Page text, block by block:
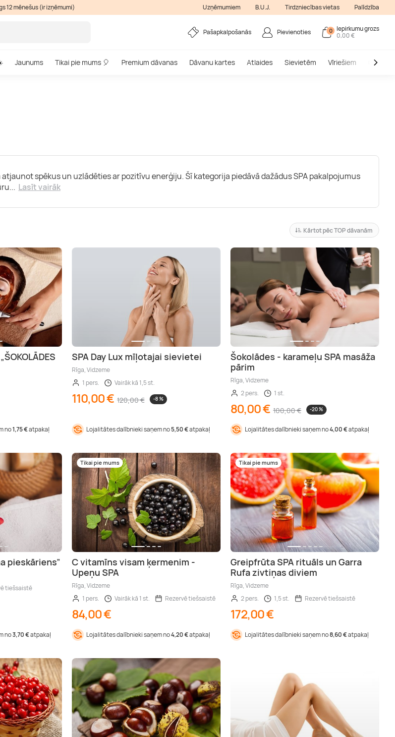
12 mēnešus (ir izņēmumi) Uzņēmumiem B.U.J. Tirdzniecības vietas Palīdzība
Pašapkalpošanās Pievienoties 0
Iepirkumu grozs
0,00 €
Jaunums Tikai pie mums 🎈 Premium dāvanas Dāvanu kartes Atlaides Sievietēm Vīriešiem Outlet
spēkus un uzlādēties ar pozitīvu enerģiju. Šī kategorija piedāvā dažādus SPA pakalpojumus
... Lasīt vairāk
Kārtot pēc TOP dāvanām
no1,75 €atpakaļ
SPA Day Lux mīļotajai sievietei
Rīga, Vidzeme
1 pers.
Vairāk kā 1,5 st.
110,00 € 120,00 € -8 %
Lojalitātes dalībnieki saņem no5,50 €atpakaļ
Šokolādes - karameļu SPA masāža
pārim
Rīga, Vidzeme
2 pers.
1 st.
80,00 € 100,00 € -20 %
Lojalitātes dalībnieki saņem no4,00 €atpakaļ
pieskāriens”
tiešsaistē
no3,70 €atpakaļ
Tikai pie mums
C vitamīns visam ķermenim -
Upeņu SPA
Rīga, Vidzeme
1 pers.
Vairāk kā 1 st. Rezervē tiešsaistē
84,00 €
Lojalitātes dalībnieki saņem no4,20 €atpakaļ
Tikai pie mums
Greipfrūta SPA rituāls un Garra
Rufa zivtiņas diviem
Rīga, Vidzeme
2 pers.
1,5 st. Rezervē tiešsaistē
172,00 €
Lojalitātes dalībnieki saņem no8,60 €atpakaļ